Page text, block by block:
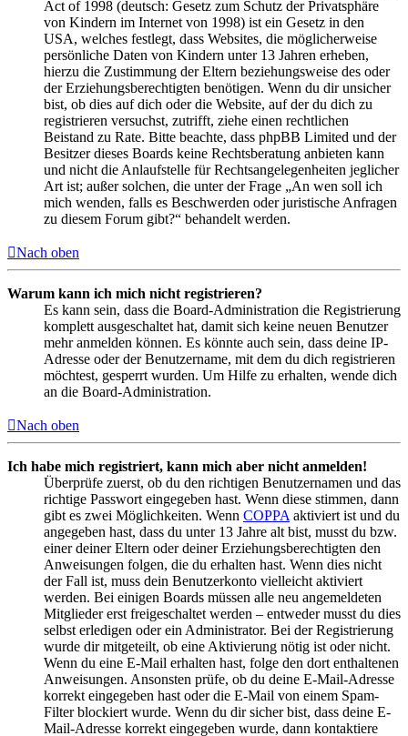
Act of 1998 (deutsch: Gesetz zum Schutz der Privatsphäre
von Kindern im Internet von 1998) ist ein Gesetz in den
USA, welches festlegt, dass Websites, die möglicherweise
persönliche Daten von Kindern unter 13 Jahren erheben,
hierzu die Zustimmung der Eltern beziehungsweise des oder
der Erziehungsberechtigten benötigen. Wenn du dir unsicher
bist, ob dies auf dich oder die Website, auf der du dich zu
registrieren versuchst, zutrifft, ziehe einen rechtlichen
Beistand zu Rate. Bitte beachte, dass phpBB Limited und der
Besitzer dieses Boards keine Rechtsberatung anbieten kann
und nicht die Anlaufstelle für Rechtsangelegenheiten jeglicher
Art ist; außer solchen, die unter der Frage „An wen soll ich
mich wenden, falls es Beschwerden oder juristische Anfragen
zu diesem Forum gibt?“ behandelt werden.
Nach oben
Warum kann ich mich nicht registrieren?
Es kann sein, dass die Board-Administration die Registrierung
komplett ausgeschaltet hat, damit sich keine neuen Benutzer
mehr anmelden können. Es könnte auch sein, dass deine IP-
Adresse oder der Benutzername, mit dem du dich registrieren
möchtest, gesperrt wurden. Um Hilfe zu erhalten, wende dich
an die Board-Administration.
Nach oben
Ich habe mich registriert, kann mich aber nicht anmelden!
Überprüfe zuerst, ob du den richtigen Benutzernamen und das
richtige Passwort eingegeben hast. Wenn diese stimmen, dann
gibt es zwei Möglichkeiten. Wenn COPPA aktiviert ist und du
angegeben hast, dass du unter 13 Jahre alt bist, musst du bzw.
einer deiner Eltern oder deiner Erziehungsberechtigten den
Anweisungen folgen, die du erhalten hast. Wenn dies nicht
der Fall ist, muss dein Benutzerkonto vielleicht aktiviert
werden. Bei einigen Boards müssen alle neu angemeldeten
Mitglieder erst freigeschaltet werden – entweder musst du dies
selbst erledigen oder ein Administrator. Bei der Registrierung
wurde dir mitgeteilt, ob eine Aktivierung nötig ist oder nicht.
Wenn du eine E-Mail erhalten hast, folge den dort enthaltenen
Anweisungen. Ansonsten prüfe, ob du deine E-Mail-Adresse
korrekt eingegeben hast oder die E-Mail von einem Spam-
Filter blockiert wurde. Wenn du dir sicher bist, dass deine E-
Mail-Adresse korrekt eingegeben wurde, dann kontaktiere